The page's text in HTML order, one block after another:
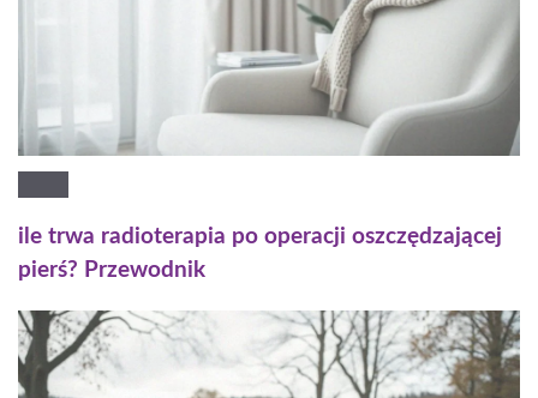
ile trwa radioterapia po operacji oszczędzającej
pierś? Przewodnik